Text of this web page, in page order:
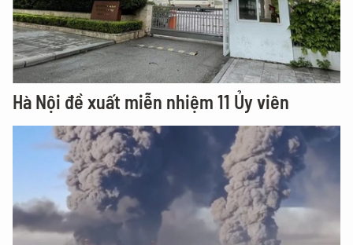
Hà Nội đề xuất miễn nhiệm 11 Ủy viên